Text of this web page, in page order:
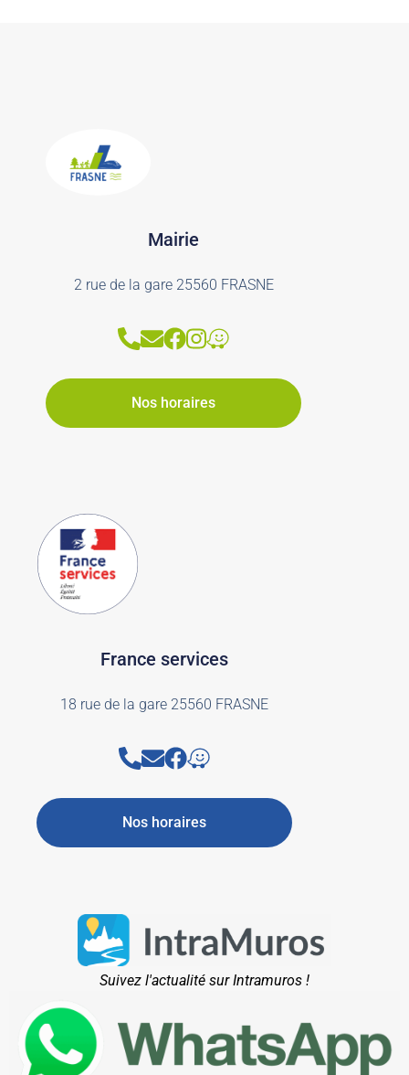
Mairie
2 rue de la gare 25560 FRASNE
Nos horaires
France services
18 rue de la gare 25560 FRASNE
Nos horaires
Suivez l'actualité sur Intramuros !